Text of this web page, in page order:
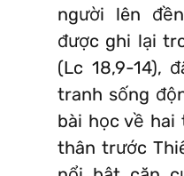
người lên
được ghi lại
(Lc 18,9-14),
tranh sống
bài học về hai
thân trước